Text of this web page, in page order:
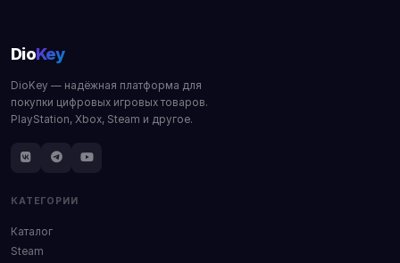
DioKey
DioKey — надёжная платформа для
покупки цифровых игровых товаров.
PlayStation, Xbox, Steam и другое.
КАТЕГОРИИ
Каталог
Steam